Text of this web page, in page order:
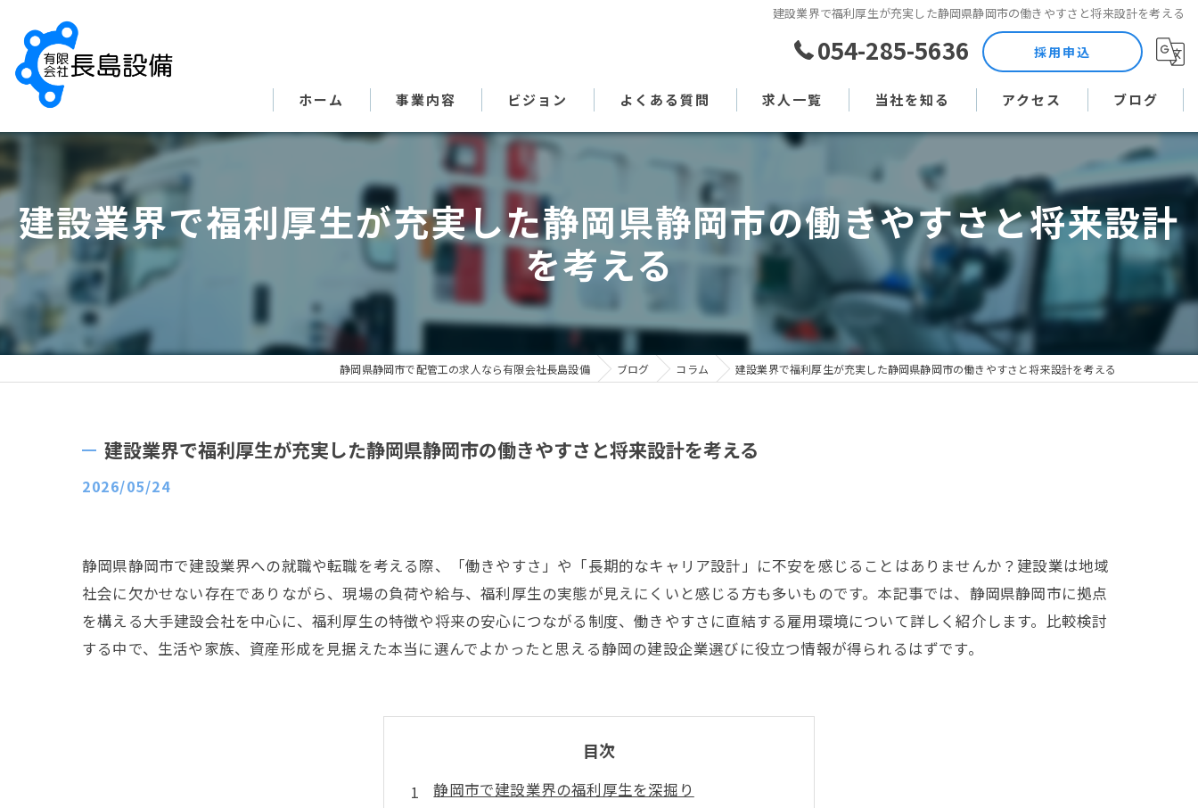
建設業界で福利厚生が充実した静岡県静岡市の働きやすさと将来設計を考える
054-285-5636 採用申込
ホーム 事業内容 ビジョン よくある質問 求人一覧 当社を知る
土木作業員
現場監督
直行直帰
アクセス ブログ
コラム
建設業界で福利厚生が充実した静岡県静岡市の働きやすさと将来設計
を考える
静岡県静岡市で配管工の求人なら有限会社長島設備 ブログ コラム 建設業界で福利厚生が充実した静岡県静岡市の働きやすさと将来設計を考える
建設業界で福利厚生が充実した静岡県静岡市の働きやすさと将来設計を考える
2026/05/24
静岡県静岡市で建設業界への就職や転職を考える際、「働きやすさ」や「長期的なキャリア設計」に不安を感じることはありませんか？建設業は地域
社会に欠かせない存在でありながら、現場の負荷や給与、福利厚生の実態が見えにくいと感じる方も多いものです。本記事では、静岡県静岡市に拠点
を構える大手建設会社を中心に、福利厚生の特徴や将来の安心につながる制度、働きやすさに直結する雇用環境について詳しく紹介します。比較検討
する中で、生活や家族、資産形成を見据えた本当に選んでよかったと思える静岡の建設企業選びに役立つ情報が得られるはずです。
目次
静岡市で建設業界の福利厚生を深掘り